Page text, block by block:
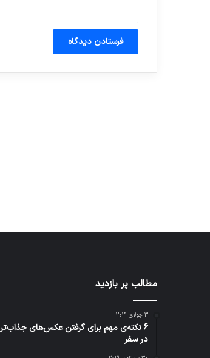
مطالب پر بازدید
3 جولای 2021
6 نکته‌ی مهم برای گرفتن عکس‌های جذاب‌تر
در سفر
کدام
پیام‌رسان
کاربران